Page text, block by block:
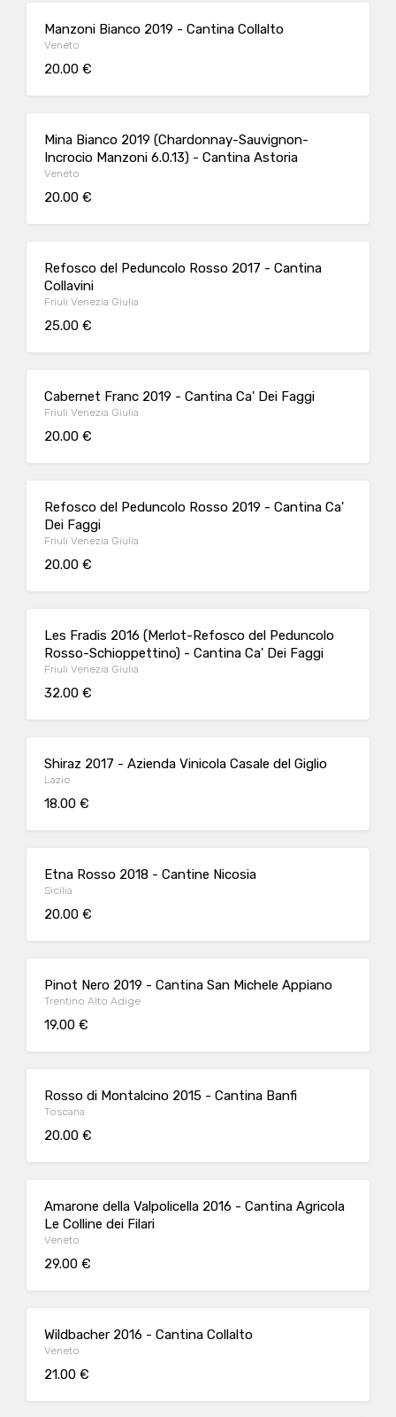
Manzoni Bianco 2019 - Cantina Collalto
Veneto
20.00 €
Mina Bianco 2019 (Chardonnay-Sauvignon-
Incrocio Manzoni 6.0.13) - Cantina Astoria
Veneto
20.00 €
Refosco del Peduncolo Rosso 2017 - Cantina
Collavini
Friuli Venezia Giulia
25.00 €
Cabernet Franc 2019 - Cantina Ca' Dei Faggi
Friuli Venezia Giulia
20.00 €
Refosco del Peduncolo Rosso 2019 - Cantina Ca'
Dei Faggi
Friuli Venezia Giulia
20.00 €
Les Fradis 2016 (Merlot-Refosco del Peduncolo
Rosso-Schioppettino) - Cantina Ca' Dei Faggi
Friuli Venezia Giulia
32.00 €
Shiraz 2017 - Azienda Vinicola Casale del Giglio
Lazio
18.00 €
Etna Rosso 2018 - Cantine Nicosia
Sicilia
20.00 €
Pinot Nero 2019 - Cantina San Michele Appiano
Trentino Alto Adige
19.00 €
Rosso di Montalcino 2015 - Cantina Banfi
Toscana
20.00 €
Amarone della Valpolicella 2016 - Cantina Agricola
Le Colline dei Filari
Veneto
29.00 €
Wildbacher 2016 - Cantina Collalto
Veneto
21.00 €